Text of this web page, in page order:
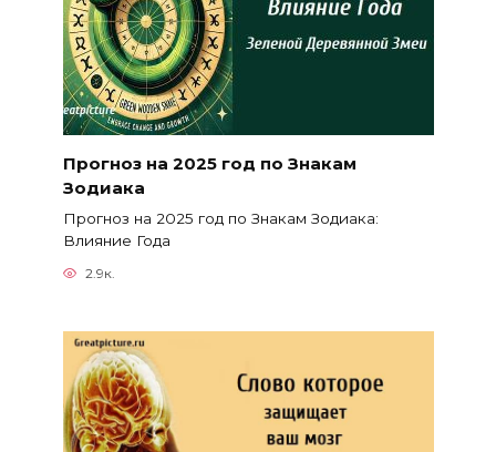
Прогноз на 2025 год по Знакам
Зодиака
Прогноз на 2025 год по Знакам Зодиака:
Влияние Года
2.9к.